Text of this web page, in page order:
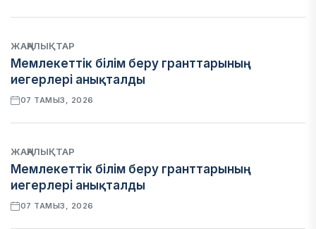
ЖАҢАЛЫҚТАР
Мемлекеттік білім беру гранттарының
иегерлері анықталды
07 ТАМЫЗ, 2026
ЖАҢАЛЫҚТАР
Мемлекеттік білім беру гранттарының
иегерлері анықталды
07 ТАМЫЗ, 2026